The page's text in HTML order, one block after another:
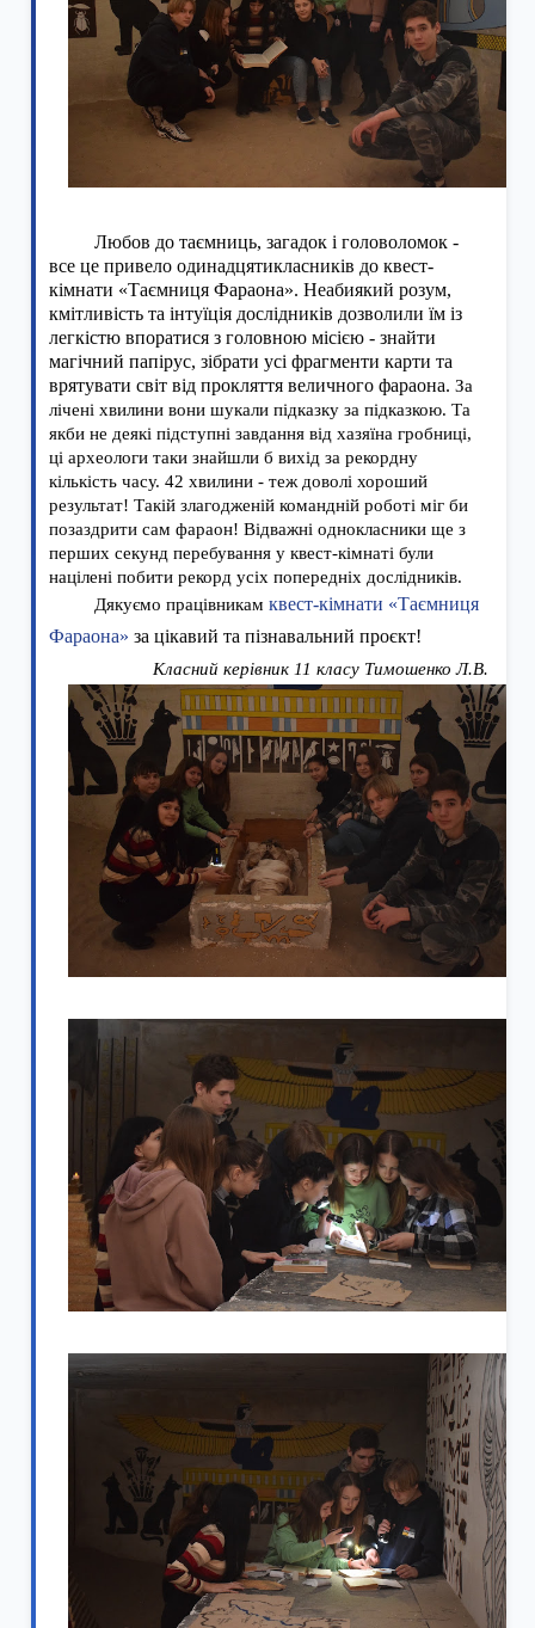
Любов до таємниць, загадок і головоломок -
все це привело одинадцятикласників до квест-
кімнати «Таємниця Фараона». Неабиякий розум,
кмітливість та інтуїція дослідників дозволили їм із
легкістю впоратися з головною місією - знайти
магічний папірус, зібрати усі фрагменти карти та
врятувати світ від прокляття величного фараона. За
лічені хвилини вони шукали підказку за підказкою. Та
якби не деякі підступні завдання від хазяїна гробниці,
ці археологи таки знайшли б вихід за рекордну
кількість часу. 42 хвилини - теж доволі хороший
результат! Такій злагодженій командній роботі міг би
позаздрити сам фараон! Відважні однокласники ще з
перших секунд перебування у квест-кімнаті були
націлені побити рекорд усіх попередніх дослідників.
Дякуємо працівникам квест-кімнати «Таємниця
Фараона» за цікавий та пізнавальний проєкт!
Класний керівник 11 класу Тимошенко Л.В.